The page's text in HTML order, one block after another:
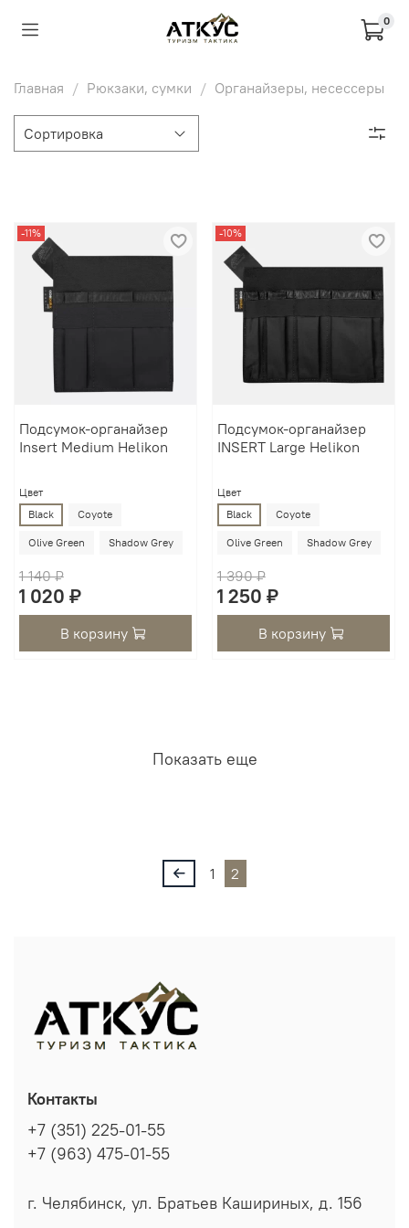
0
Главная Рюкзаки, сумки Органайзеры, несессеры
-11%
Подсумок-органайзер
Insert Medium Helikon
Цвет
Black
Coyote
Olive Green Shadow Grey
1 140 ₽
1 020 ₽
В корзину
-10%
Подсумок-органайзер
INSERT Large Helikon
Цвет
Black
Coyote
Olive Green Shadow Grey
1 390 ₽
1 250 ₽
В корзину
Показать еще
1 2
Контакты
+7 (351) 225-01-55
+7 (963) 475-01-55
г. Челябинск, ул. Братьев Кашириных, д. 156